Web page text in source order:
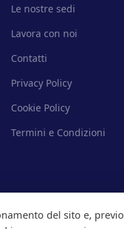
Le nostre sedi
Lavora con noi
Contatti
Privacy Policy
Cookie Policy
Termini e Condizioni
del sito e, previo